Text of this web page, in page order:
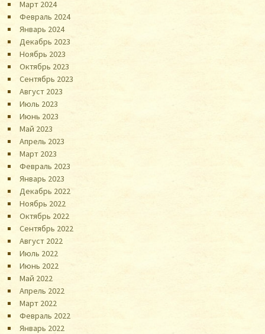
Март 2024
Февраль 2024
Январь 2024
Декабрь 2023
Ноябрь 2023
Октябрь 2023
Сентябрь 2023
Август 2023
Июль 2023
Июнь 2023
Май 2023
Апрель 2023
Март 2023
Февраль 2023
Январь 2023
Декабрь 2022
Ноябрь 2022
Октябрь 2022
Сентябрь 2022
Август 2022
Июль 2022
Июнь 2022
Май 2022
Апрель 2022
Март 2022
Февраль 2022
Январь 2022